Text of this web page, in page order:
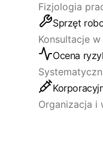
Fizjologia
Sprzęt
Konsultacje
Ocena
Organizacja i